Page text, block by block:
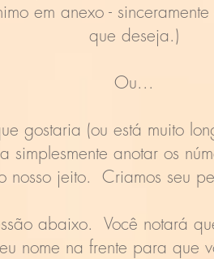
em anexo -
que deseja.)
Ou...
gostaria (ou está muito
simplesmente anotar os
nosso jeito. Criamos seu
abaixo. Você notará
nome na frente para